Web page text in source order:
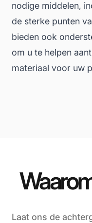
nodige middelen,
de sterke punten
bieden ook
om u te helpen
materiaal voor uw
Laat ons de